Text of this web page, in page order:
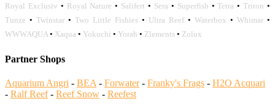
Royal Exclusiv • Royal Nature • Salifert • Sera • Superfish •Tetra •Triton •
Tunze • Twinstar • Two Little Fishies • Ultra Reef • Waterbox • Whimar •
WWWAQUA • Xaqua • Yokuchi • Yorah • Zlements • Zolux
Partner Shops
Aquarium Angri - BEA - Forwater- Franky's Frags - H2O Acquari
- Ralf Reef- Reef Snow - Reefest